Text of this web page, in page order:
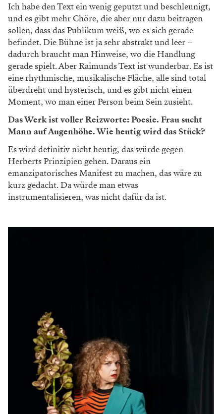
Ich habe den Text ein wenig geputzt und beschleunigt,
und es gibt mehr Chöre, die aber nur dazu beitragen
sollen, dass das Publikum weiß, wo es sich gerade
befindet. Die Bühne ist ja sehr abstrakt und leer –
dadurch braucht man Hinweise, wo die Handlung
gerade spielt. Aber Raimunds Text ist wunderbar. Es ist
eine rhythmische, musikalische Fläche, alle sind total
überdreht und hysterisch, und es gibt nicht einen
Moment, wo man einer Person beim Sein zusieht.
Das Werk ist voller Reizworte: Poesie. Frau sucht
Mann auf Augenhöhe. Wie heutig wird das Stück?
Es wird definitiv nicht heutig, das würde gegen
Herberts Prinzipien gehen. Daraus ein
emanzipatorisches Manifest zu machen, das wäre zu
kurz gedacht. Da würde man etwas
instrumentalisieren, was nicht dafür da ist.